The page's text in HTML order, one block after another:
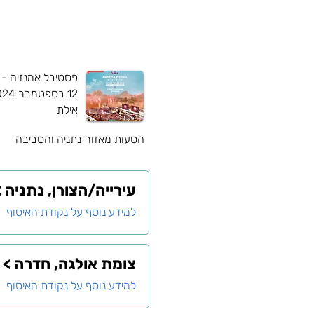
פסטיבל אמנזיה
12 בספטמבר 2024
אילת
נתניה והסביבה הסעות מאזור
עירייה/הצורן, נתניה
למידע נוסף על נקודת האיסוף
צומת אולגה, חדרה >
למידע נוסף על נקודת האיסוף